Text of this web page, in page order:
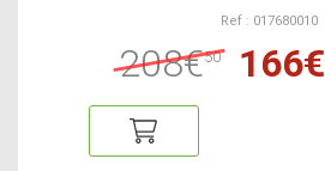
Ref : 017680010
208€50 166€